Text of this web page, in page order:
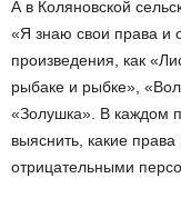
А в Коляновской
«Я знаю свои права и
произведения, как
рыбаке и рыбке»,
«Золушка». В каждом
выяснить, какие
отрицательными